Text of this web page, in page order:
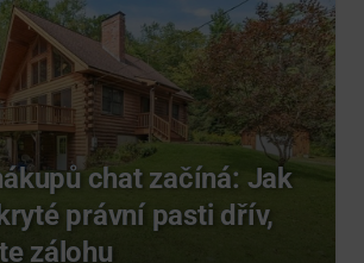
chat začíná: Jak
právní pasti dřív,
zálohu